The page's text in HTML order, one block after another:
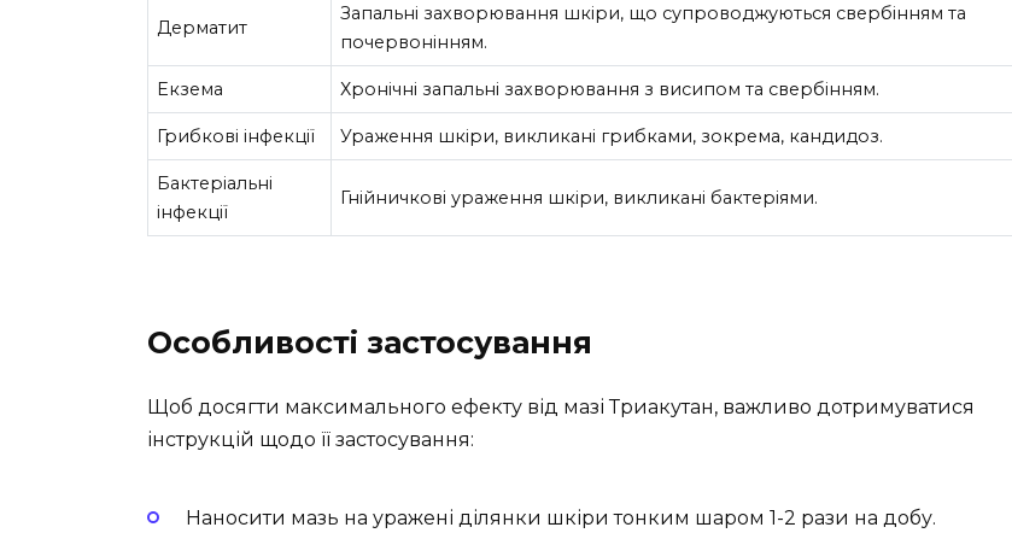
Дерматит
Запальні захворювання шкіри, що супроводжуються свербінням та
почервонінням.
Екзема Хронічні запальні захворювання з висипом та свербінням.
Грибкові інфекції Ураження шкіри, викликані грибками, зокрема, кандидоз.
Бактеріальні
інфекції
Гнійничкові ураження шкіри, викликані бактеріями.
Особливості застосування
Щоб досягти максимального ефекту від мазі Триакутан, важливо дотримуватися
інструкцій щодо її застосування:
Наносити мазь на уражені ділянки шкіри тонким шаром 1-2 рази на добу.